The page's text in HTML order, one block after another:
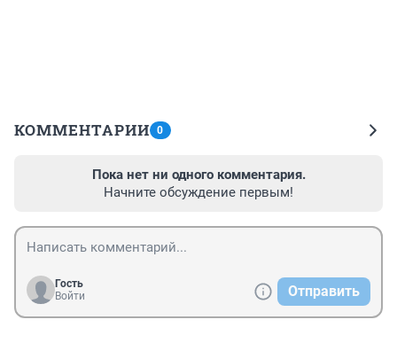
КОММЕНТАРИИ 0
Пока нет ни одного комментария.
Начните обсуждение первым!
Гость
Войти
Отправить